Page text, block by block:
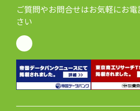
ご質問やお問合せはお気軽にお電
さい